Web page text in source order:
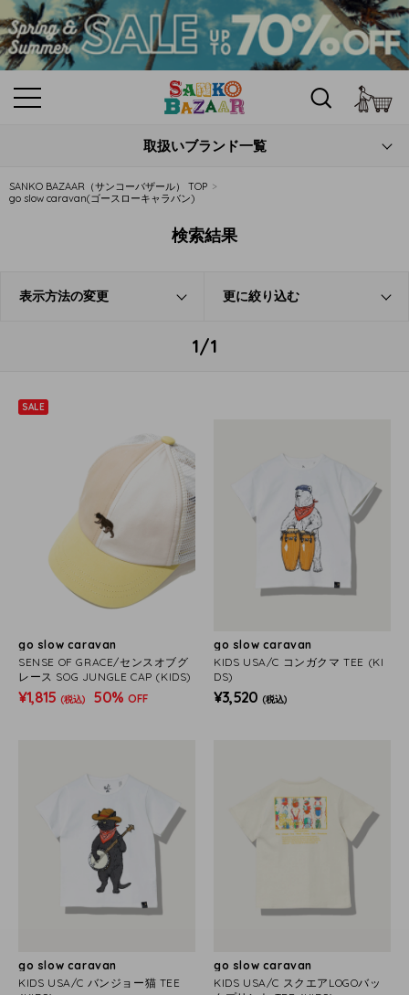
取扱いブランド一覧
SANKO BAZAAR（サンコーバザール） TOP
go slow caravan(ゴースローキャラバン)
検索結果
表示方法の変更 更に絞り込む
1/1
SALE
go slow caravan
SENSE OF GRACE/センスオブグ
レース SOG JUNGLE CAP (KIDS)
¥1,815 (税込) 50% OFF
go slow caravan
KIDS USA/C コンガクマ TEE (KI
DS)
¥3,520 (税込)
go slow caravan
KIDS USA/C バンジョー猫 TEE
go slow caravan
KIDS USA/C スクエアLOGOバッ